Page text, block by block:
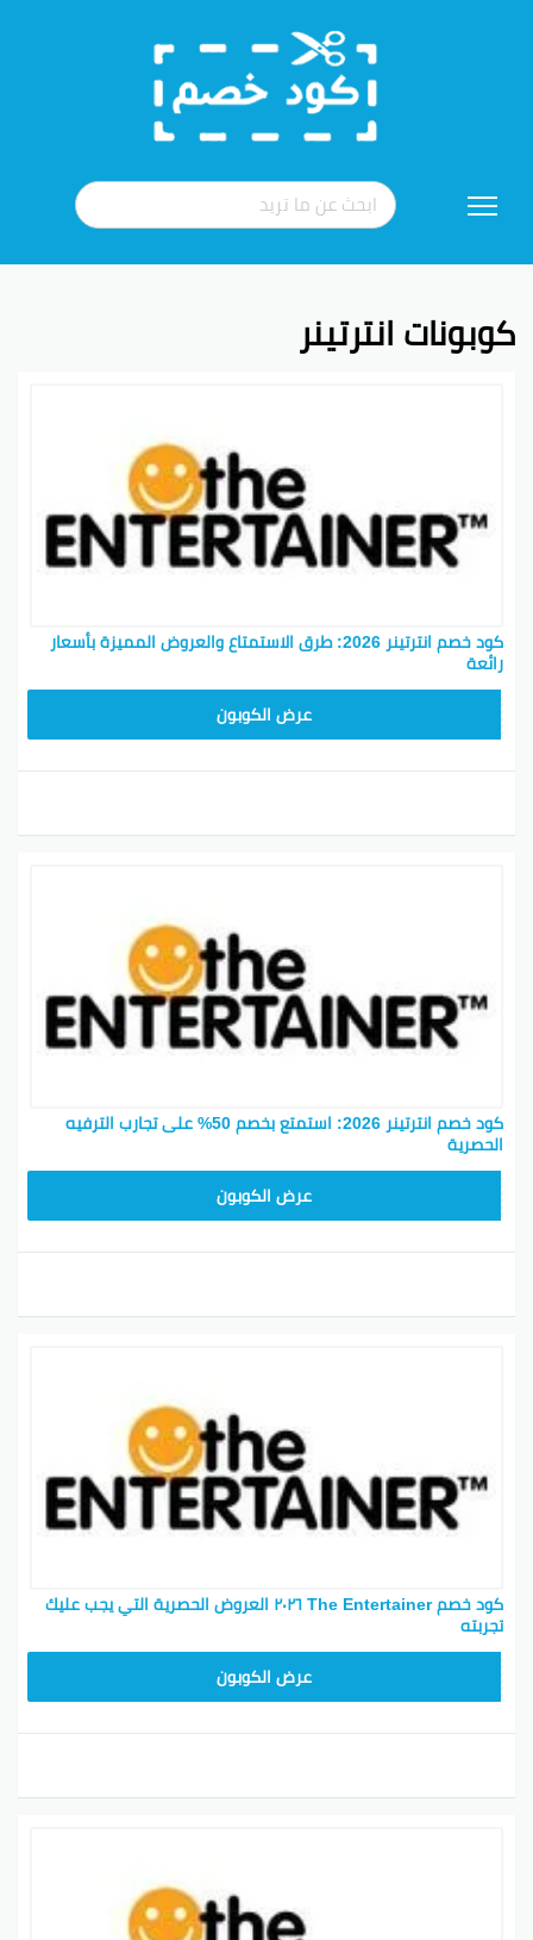
إلى
كوبونات انترتينر
كود خصم انترتينر 2026: طرق الاستمتاع والعروض المميزة بأسعار
رائعة
عرض الكوبون
كود خصم انترتينر 2026: استمتع بخصم 50% على تجارب الترفيه
الحصرية
عرض الكوبون
كود خصم The Entertainer ٢٠٢٦ العروض الحصرية التي يجب عليك
تجربته
عرض الكوبون